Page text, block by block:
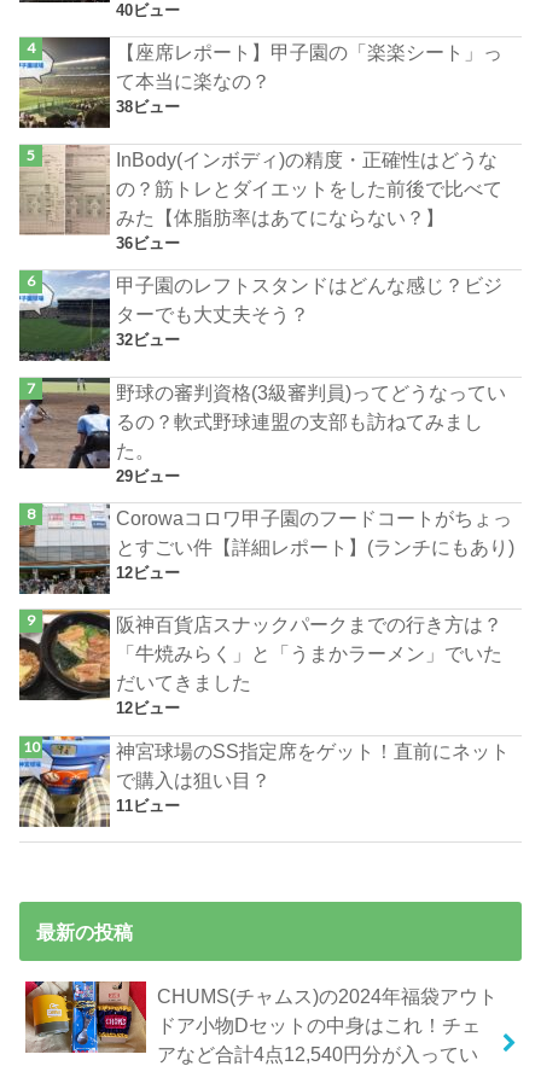
40ビュー
【座席レポート】甲子園の「楽楽シート」っ
て本当に楽なの？
38ビュー
InBody(インボディ)の精度・正確性はどうな
の？筋トレとダイエットをした前後で比べて
みた【体脂肪率はあてにならない？】
36ビュー
甲子園のレフトスタンドはどんな感じ？ビジ
ターでも大丈夫そう？
32ビュー
野球の審判資格(3級審判員)ってどうなってい
るの？軟式野球連盟の支部も訪ねてみまし
た。
29ビュー
Corowaコロワ甲子園のフードコートがちょっ
とすごい件【詳細レポート】(ランチにもあり)
12ビュー
阪神百貨店スナックパークまでの行き方は？
「牛焼みらく」と「うまかラーメン」でいた
だいてきました
12ビュー
神宮球場のSS指定席をゲット！直前にネット
で購入は狙い目？
11ビュー
最新の投稿
CHUMS(チャムス)の2024年福袋アウト
ドア小物Dセットの中身はこれ！チェ
アなど合計4点12,540円分が入ってい